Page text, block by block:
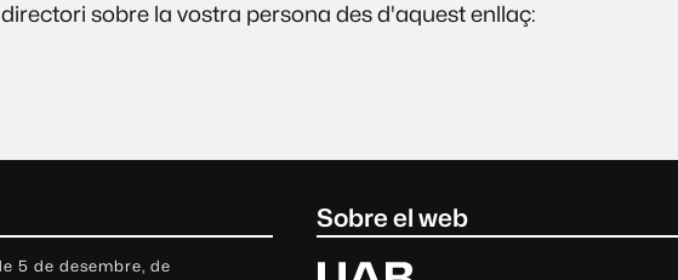
sobre la vostra persona des d'aquest enllaç:
5 de desembre, de
Sobre el web
U